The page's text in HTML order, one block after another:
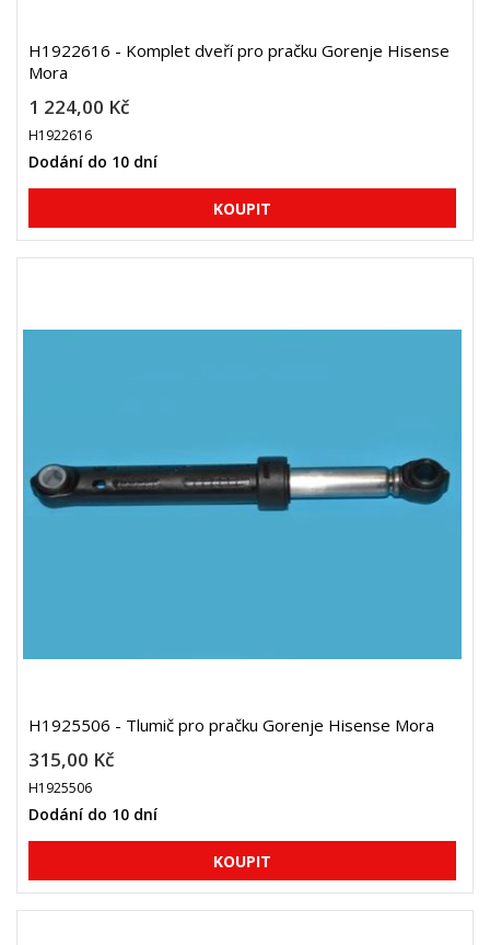
H1922616 - Komplet dveří pro pračku Gorenje Hisense
Mora
1 224,00 Kč
H1922616
Dodání do 10 dní
H1925506 - Tlumič pro pračku Gorenje Hisense Mora
315,00 Kč
H1925506
Dodání do 10 dní